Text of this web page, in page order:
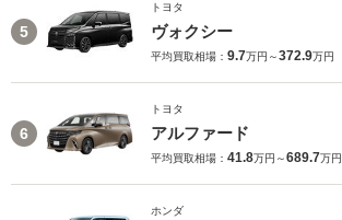
5
トヨタ
ヴォクシー
平均買取相場： 9.7万円～372.9万円
6
トヨタ
アルファード
平均買取相場： 41.8万円～689.7万円
ホンダ